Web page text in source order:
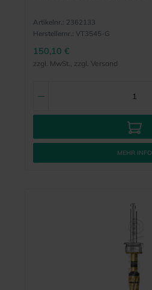
Artikelnr.: 2362133
Herstellernr.: VT3545-G
150,10 €
zzgl. MwSt., zzgl. Versand
MEHR INFO